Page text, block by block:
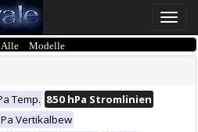
Toggle
Modelle
Temp. 850 hPa Stromlinien
Vertikalbew